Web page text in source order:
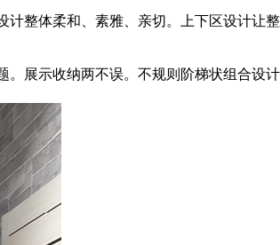
整体柔和、素雅、亲切。上下区设计让
展示收纳两不误。不规则阶梯状组合设